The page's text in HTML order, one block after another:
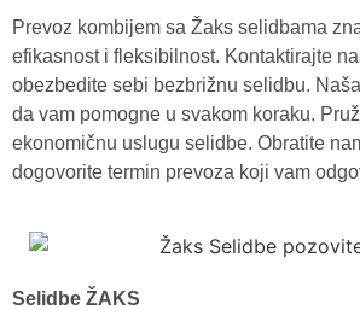
Prevoz kombijem sa Žaks selidbama
efikasnost i fleksibilnost. Kontaktirajte
obezbedite sebi bezbrižnu selidbu.
da vam pomogne u svakom koraku.
ekonomičnu uslugu selidbe. Obratite
dogovorite termin prevoza koji vam
Selidbe ŽAKS